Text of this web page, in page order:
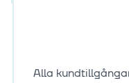
Alla